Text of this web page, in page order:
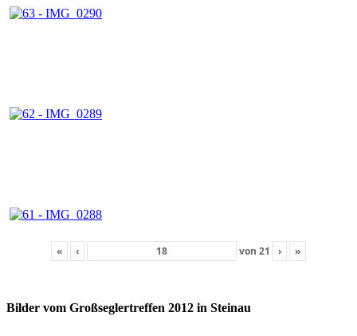
« ‹ von 21 › »
Bilder vom Großseglertreffen 2012 in Steinau